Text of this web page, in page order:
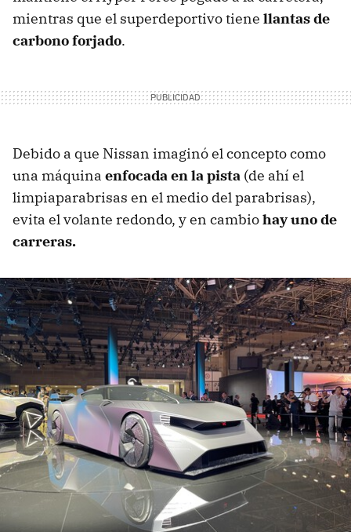
mientras que el superdeportivo tiene llantas de
carbono forjado.
Debido a que Nissan imaginó el concepto como
una máquina enfocada en la pista (de ahí el
limpiaparabrisas en el medio del parabrisas),
evita el volante redondo, y en cambiohay uno de
carreras.